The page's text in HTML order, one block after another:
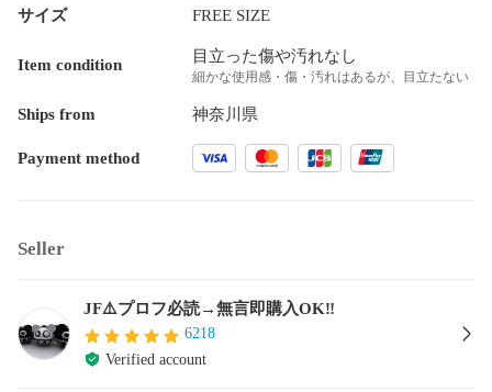
サイズ FREE SIZE
Item condition 目立った傷や汚れなし
細かな使用感・傷・汚れはあるが、目立たない
Ships from 神奈川県
Payment method
Seller
JF⚠️プロフ必読→無言即購入OK‼️
6218
Verified account